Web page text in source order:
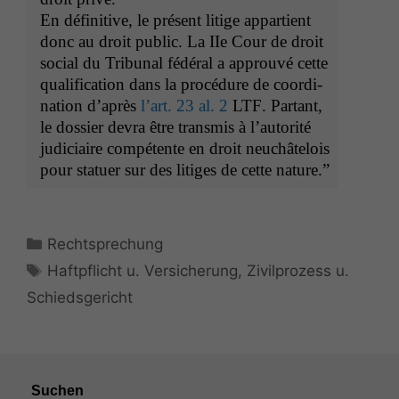
En défini­tive, le présent lit­ige appar­tient
donc au droit pub­lic. La IIe Cour de droit
social du Tri­bunal fédéral a approu­vé cette
qual­i­fi­ca­tion dans la procé­dure de coor­di­
na­tion d’après l’art. 23 al. 2 LTF. Par­tant,
le dossier devra être trans­mis à l’au­torité
judi­ci­aire com­pé­tente en droit neuchâtelois
pour stat­uer sur des lit­iges de cette nature.”
Kategorien
Rechtsprechung
Schlagwörter
Haftpflicht u. Versicherung, Zivilprozess u.
Schiedsgericht
Suchen